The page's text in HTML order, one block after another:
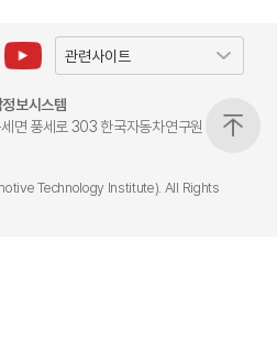
보시스템
면 풍세로 303 한국자동차연구원
Technology Institute). All Rights